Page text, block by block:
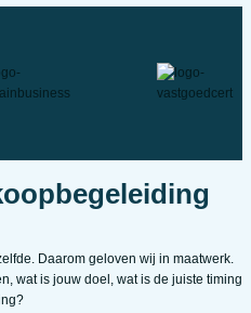
Daarom geloven wij in maatwerk.
wat is jouw doel, wat is de juiste timing